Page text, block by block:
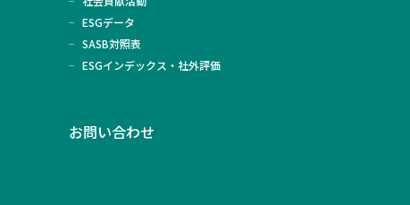
ESGデータ
SASB対照表
ESGインデックス・社外評価
お問い合わせ